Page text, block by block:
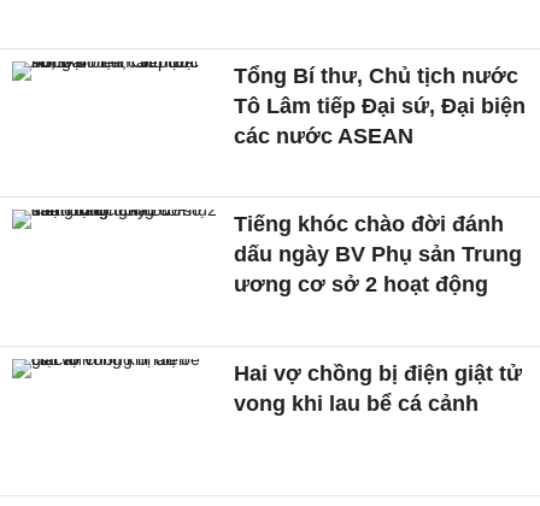
Tổng Bí thư, Chủ tịch nước
Tô Lâm tiếp Đại sứ, Đại biện
các nước ASEAN
Tiếng khóc chào đời đánh
dấu ngày BV Phụ sản Trung
ương cơ sở 2 hoạt động
Hai vợ chồng bị điện giật tử
vong khi lau bể cá cảnh